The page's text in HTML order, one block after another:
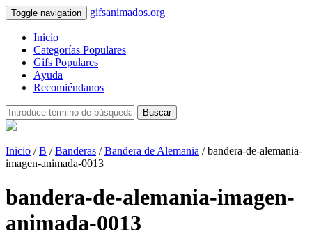
Toggle navigation gifsanimados.org
Inicio
Categorías Populares
Gifs Populares
Ayuda
Recomiéndanos
Buscar
Inicio /B /Banderas /Bandera de Alemania / bandera-de-alemania-
imagen-animada-0013
bandera-de-alemania-imagen-
animada-0013